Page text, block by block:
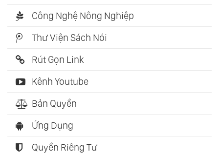
Công Nghệ Nông Nghiệp
Thư Viện Sách Nói
Rút Gọn Link
Kênh Youtube
Bản Quyền
Ứng Dụng
Quyền Riêng Tư